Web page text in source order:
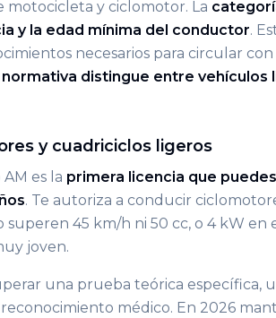
motocicleta y ciclomotor. La
y la edad mínima del conductor.
necesarios para circular
normativa distingue entre vehículos
y cuadriciclos ligeros
es la primera licencia que
. Te autoriza a conducir
45 km/h ni 50 cc, o 4 kW en
joven.
una prueba teórica específica,
médico. En 2026